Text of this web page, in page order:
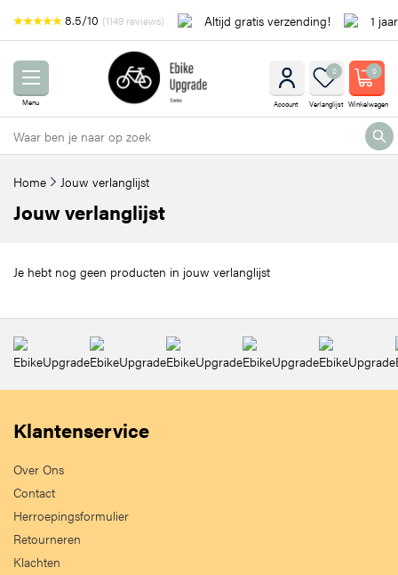
8.5/10 (1149 reviews) Altijd gratis verzending! 1
Menu Account
0
Verlanglijst
0
Winkelwagen
Home Jouw verlanglijst
Jouw verlanglijst
Je hebt nog geen producten in jouw verlanglijst
Klantenservice
Over Ons
Contact
Herroepingsformulier
Retourneren
Klachten